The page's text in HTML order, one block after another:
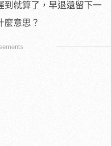
到就算了，早退還留下一
麼意思？